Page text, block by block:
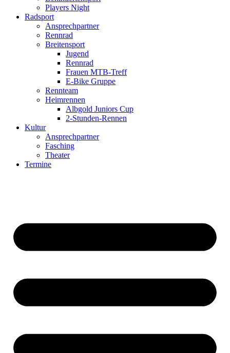
Players Night
Radsport
Ansprechpartner
Rennrad
Breitensport
Jugend
Rennrad
Frauen MTB-Treff
E-Bike Gruppe
Rennteam
Heimrennen
Albgold Juniors Cup
2-Stunden-Rennen
Kultur
Ansprechpartner
Fasching
Theater
Termine